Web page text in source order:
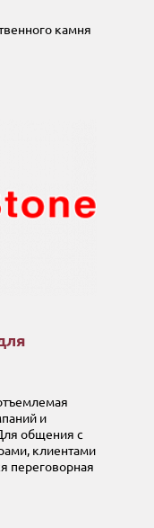
камня
и
общения с
клиентами
переговорная